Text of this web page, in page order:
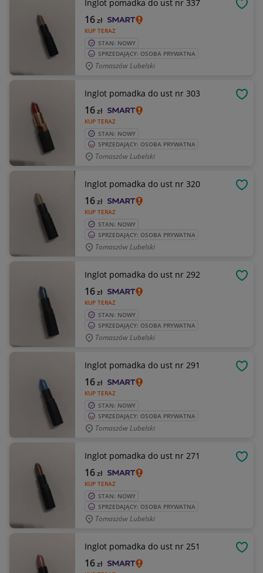
Inglot pomadka do ust nr 337
KUP TERAZ
16zł
STAN: NOWY
SPRZEDAJĄCY: OSOBA PRYWATNA
Tomaszów Lubelski
Inglot pomadka do ust nr 303
KUP TERAZ
16zł
STAN: NOWY
SPRZEDAJĄCY: OSOBA PRYWATNA
Tomaszów Lubelski
Inglot pomadka do ust nr 320
KUP TERAZ
16zł
STAN: NOWY
SPRZEDAJĄCY: OSOBA PRYWATNA
Tomaszów Lubelski
Inglot pomadka do ust nr 292
KUP TERAZ
16zł
STAN: NOWY
SPRZEDAJĄCY: OSOBA PRYWATNA
Tomaszów Lubelski
Inglot pomadka do ust nr 291
KUP TERAZ
16zł
STAN: NOWY
SPRZEDAJĄCY: OSOBA PRYWATNA
Tomaszów Lubelski
Inglot pomadka do ust nr 271
KUP TERAZ
16zł
STAN: NOWY
SPRZEDAJĄCY: OSOBA PRYWATNA
Tomaszów Lubelski
Inglot pomadka do ust nr 251
16zł